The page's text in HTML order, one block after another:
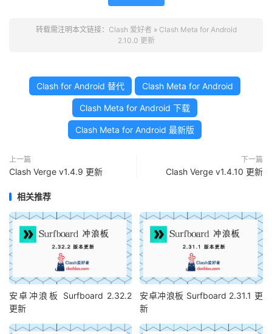
转载需注明本文链接： Clash 爱好者 » Clash Meta for Android
2.10.0 更新
Clash for Android 替代 Clash Meta for Android
Clash Meta for Android 下载
Clash Meta for Android 最新版
上一篇
Clash Verge v1.4.9 更新
下一篇
Clash Verge v1.4.10 更新
相关推荐
安卓冲浪板 Surfboard 2.32.2
更新
安卓冲浪板 Surfboard 2.31.1 更
新